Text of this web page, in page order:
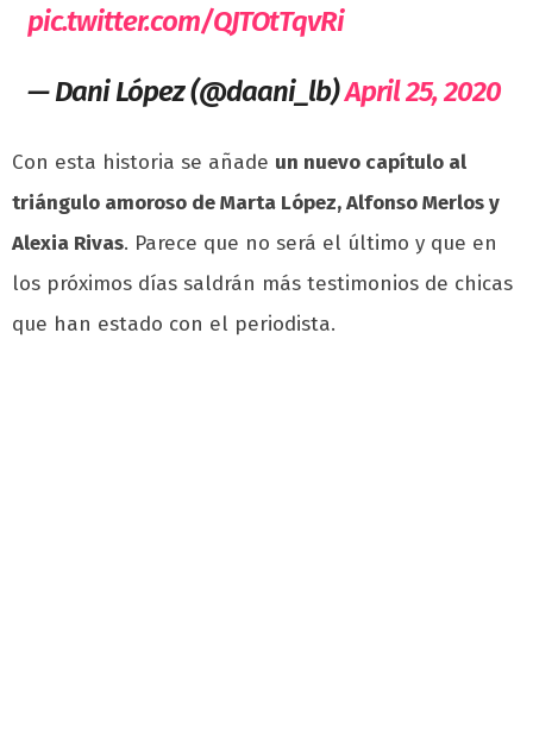
pic.twitter.com/QJTOtTqvRi
— Dani López (@daani_lb)April 25, 2020
Con esta historia se añade un nuevo capítulo al
triángulo amoroso de Marta López, Alfonso Merlos y
Alexia Rivas. Parece que no será el último y que en
los próximos días saldrán más testimonios de chicas
que han estado con el periodista.